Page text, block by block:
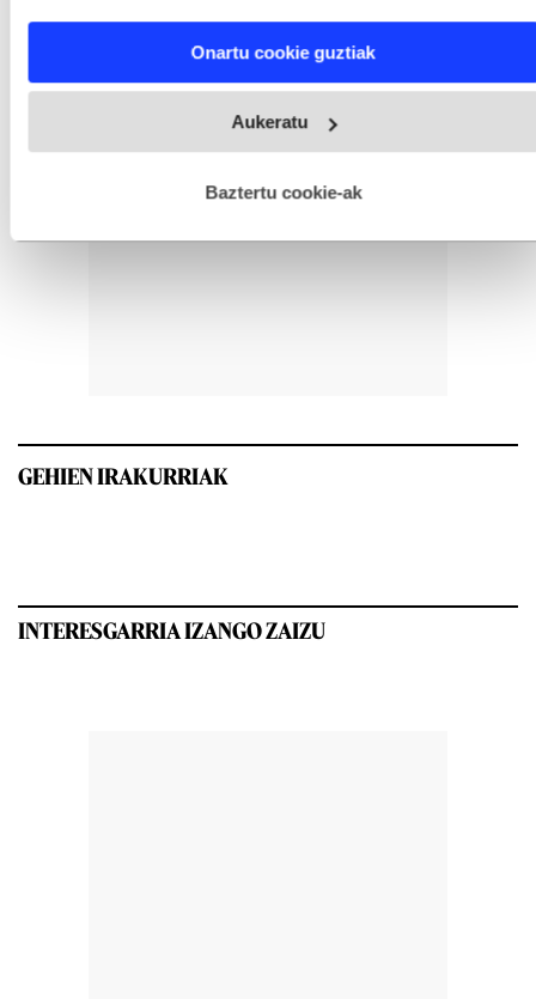
and set your preferences in thedetails section
fitxategiak erabiltzen ditu. Zure esperientzia eta zerbitzuak
esplizitua ematen diguzu.Gehiago irakurri
Onartu cookie guztiak
Aukeratu
Baztertu cookie-ak
GEHIEN IRAKURRIAK
INTERESGARRIA IZANGO ZAIZU